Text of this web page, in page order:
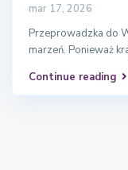
mar 17, 2026
Przeprowadzka do
marzeń. Ponieważ
Continue reading